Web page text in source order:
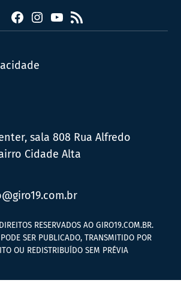
FacebookInstagram
YouTube
RSS
sala 808 Rua Alfredo
Cidade Alta
RESERVADOS AO GIRO19.COM.BR.
SER PUBLICADO, TRANSMITIDO POR
OU REDISTRIBUÍDO SEM PRÉVIA